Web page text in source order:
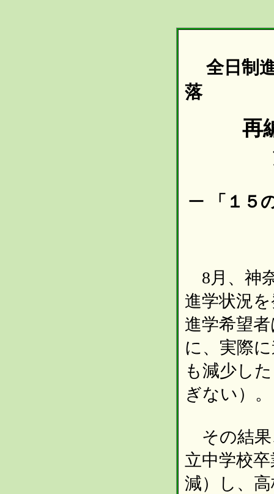
全日制
落
再
ー 「１
8月、神
進学状況
進学希望
に、実際
も減少し
ぎない）。
その結果
立中学校
減）し、